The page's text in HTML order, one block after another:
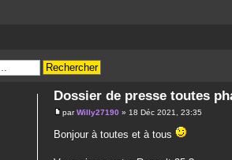
Dossier de presse toutes
parWilly27190 » 18 Déc 2021, 23:35
Bonjour à toutes et à tous